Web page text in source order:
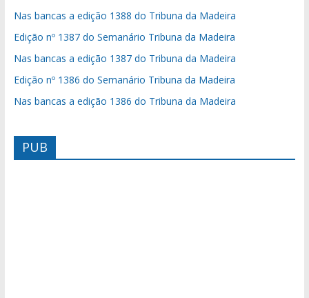
Nas bancas a edição 1388 do Tribuna da Madeira
Edição nº 1387 do Semanário Tribuna da Madeira
Nas bancas a edição 1387 do Tribuna da Madeira
Edição nº 1386 do Semanário Tribuna da Madeira
Nas bancas a edição 1386 do Tribuna da Madeira
PUB